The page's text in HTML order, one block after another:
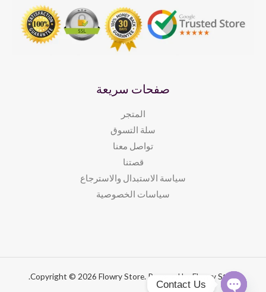
صفحات سريعة
المتجر
سلة التسوق
تواصل معنا
قصتنا
سياسة الاستبدال والاسترجاع
سياسات الخصوصية​
Copyright © 2026 Flowry Store. Powered by Flowry Store.
Contact Us